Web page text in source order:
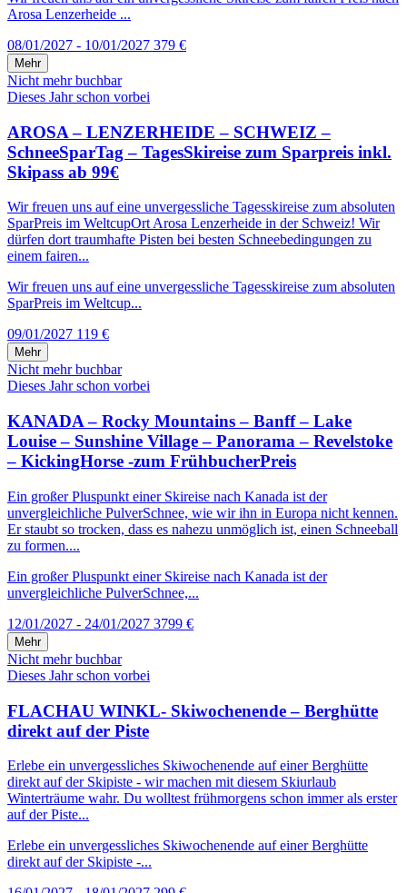
Arosa Lenzerheide ...
08/01/2027 - 10/01/2027 379 €
Mehr
Nicht mehr buchbar
Dieses Jahr schon vorbei
AROSA – LENZERHEIDE – SCHWEIZ –
SchneeSparTag – TagesSkireise zum Sparpreis inkl.
Skipass ab 99€
Wir freuen uns auf eine unvergessliche Tagesskireise zum absoluten
SparPreis im WeltcupOrt Arosa Lenzerheide in der Schweiz! Wir
dürfen dort traumhafte Pisten bei besten Schneebedingungen zu
einem fairen...
Wir freuen uns auf eine unvergessliche Tagesskireise zum absoluten
SparPreis im Weltcup...
09/01/2027 119 €
Mehr
Nicht mehr buchbar
Dieses Jahr schon vorbei
KANADA – Rocky Mountains – Banff – Lake
Louise – Sunshine Village – Panorama – Revelstoke
– KickingHorse -zum FrühbucherPreis
Ein großer Pluspunkt einer Skireise nach Kanada ist der
unvergleichliche PulverSchnee, wie wir ihn in Europa nicht kennen.
Er staubt so trocken, dass es nahezu unmöglich ist, einen Schneeball
zu formen....
Ein großer Pluspunkt einer Skireise nach Kanada ist der
unvergleichliche PulverSchnee,...
12/01/2027 - 24/01/2027 3799 €
Mehr
Nicht mehr buchbar
Dieses Jahr schon vorbei
FLACHAU WINKL- Skiwochenende – Berghütte
direkt auf der Piste
Erlebe ein unvergessliches Skiwochenende auf einer Berghütte
direkt auf der Skipiste - wir machen mit diesem Skiurlaub
Winterträume wahr. Du wolltest frühmorgens schon immer als erster
auf der Piste...
Erlebe ein unvergessliches Skiwochenende auf einer Berghütte
direkt auf der Skipiste -...